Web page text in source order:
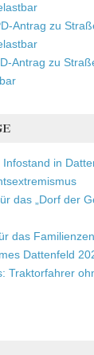
Antrag zu
Antrag zu
in
das „Dorf der
das
Dattenfeld
Traktorfahrer